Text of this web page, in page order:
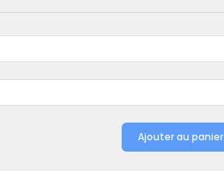
Ajouter au panier